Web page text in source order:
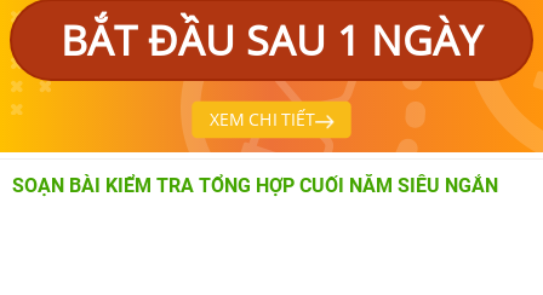
BẮT ĐẦU SAU 1 NGÀY
XEM CHI TIẾT
SOẠN BÀI KIỂM TRA TỔNG HỢP CUỐI NĂM SIÊU NGẮN